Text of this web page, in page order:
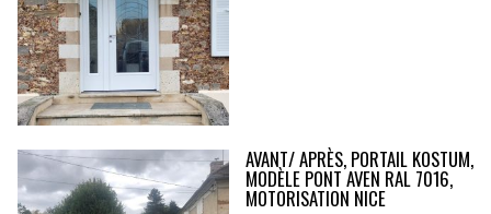
AVANT/ APRÈS, PORTAIL KOSTUM,
MODÈLE PONT AVEN RAL 7016,
MOTORISATION NICE